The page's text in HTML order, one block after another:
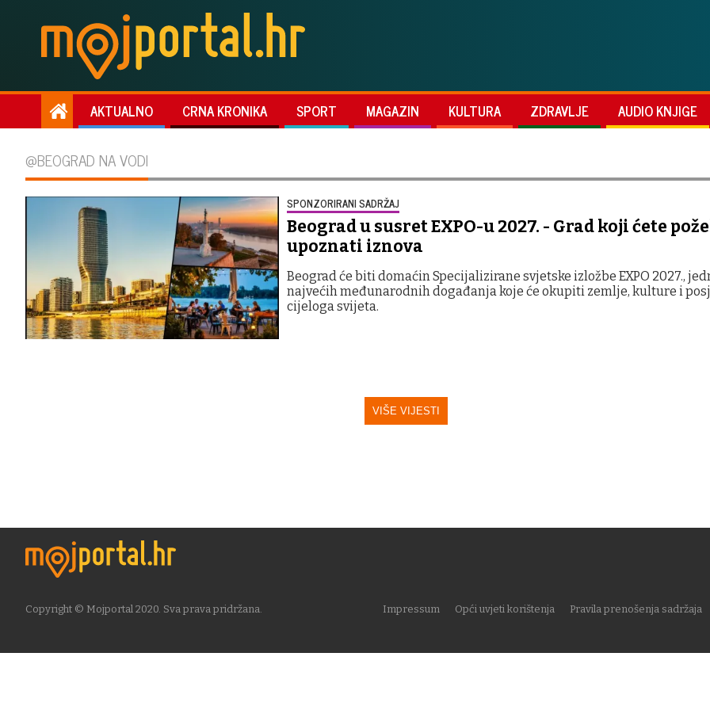
AKTUALNO CRNA KRONIKA SPORT MAGAZIN KULTURA ZDRAVLJE AUDIO KNJIGE
@BEOGRAD NA VODI
SPONZORIRANI SADRŽAJ
Beograd u susret EXPO-u 2027. - Grad koji ćete
upoznati iznova
Beograd će biti domaćin Specijalizirane svjetske izložbe EXPO 2027.,
najvećih međunarodnih događanja koje će okupiti zemlje, kulture i
cijeloga svijeta.
VIŠE VIJESTI
Copyright © Mojportal 2020. Sva prava pridržana. Impressum Opći uvjeti korištenja Pravila prenošenja sadržaja